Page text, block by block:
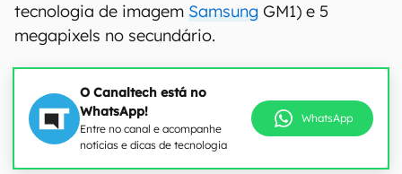
tecnologia de imagem Samsung GM1) e 5
megapixels no secundário.
O Canaltech está no
WhatsApp!
Entre no canal e acompanhe
notícias e dicas de tecnologia
WhatsApp